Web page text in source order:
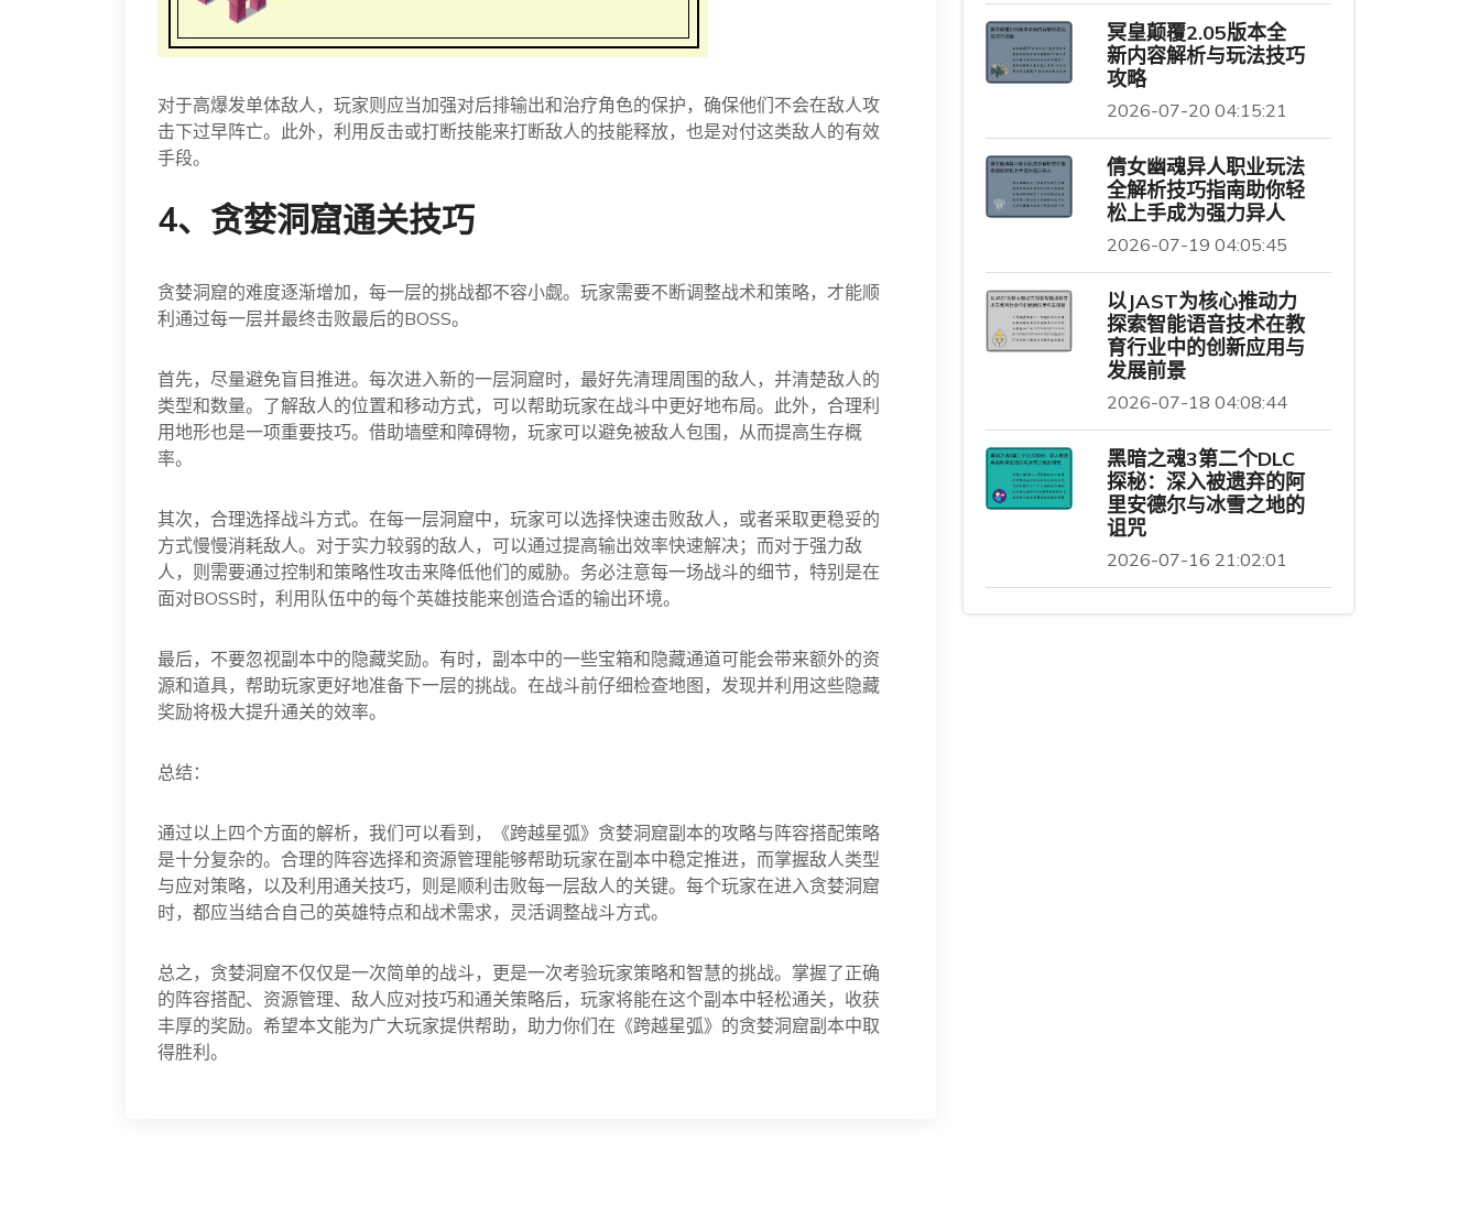
对于高爆发单体敌人，玩家则应当加强对后排输出和治疗角色的保护，确保他们不会在敌人攻
击下过早阵亡。此外，利用反击或打断技能来打断敌人的技能释放，也是对付这类敌人的有效
手段。
4、贪婪洞窟通关技巧
贪婪洞窟的难度逐渐增加，每一层的挑战都不容小觑。玩家需要不断调整战术和策略，才能顺
利通过每一层并最终击败最后的BOSS。
首先，尽量避免盲目推进。每次进入新的一层洞窟时，最好先清理周围的敌人，并清楚敌人的
类型和数量。了解敌人的位置和移动方式，可以帮助玩家在战斗中更好地布局。此外，合理利
用地形也是一项重要技巧。借助墙壁和障碍物，玩家可以避免被敌人包围，从而提高生存概
率。
其次，合理选择战斗方式。在每一层洞窟中，玩家可以选择快速击败敌人，或者采取更稳妥的
方式慢慢消耗敌人。对于实力较弱的敌人，可以通过提高输出效率快速解决；而对于强力敌
人，则需要通过控制和策略性攻击来降低他们的威胁。务必注意每一场战斗的细节，特别是在
面对BOSS时，利用队伍中的每个英雄技能来创造合适的输出环境。
最后，不要忽视副本中的隐藏奖励。有时，副本中的一些宝箱和隐藏通道可能会带来额外的资
源和道具，帮助玩家更好地准备下一层的挑战。在战斗前仔细检查地图，发现并利用这些隐藏
奖励将极大提升通关的效率。
总结：
通过以上四个方面的解析，我们可以看到，《跨越星弧》贪婪洞窟副本的攻略与阵容搭配策略
是十分复杂的。合理的阵容选择和资源管理能够帮助玩家在副本中稳定推进，而掌握敌人类型
与应对策略，以及利用通关技巧，则是顺利击败每一层敌人的关键。每个玩家在进入贪婪洞窟
时，都应当结合自己的英雄特点和战术需求，灵活调整战斗方式。
总之，贪婪洞窟不仅仅是一次简单的战斗，更是一次考验玩家策略和智慧的挑战。掌握了正确
的阵容搭配、资源管理、敌人应对技巧和通关策略后，玩家将能在这个副本中轻松通关，收获
丰厚的奖励。希望本文能为广大玩家提供帮助，助力你们在《跨越星弧》的贪婪洞窟副本中取
得胜利。
冥皇颠覆2.05版本全
新内容解析与玩法技巧
攻略
2026-07-20 04:15:21
倩女幽魂异人职业玩法
全解析技巧指南助你轻
松上手成为强力异人
2026-07-19 04:05:45
以JAST为核心推动力
探索智能语音技术在教
育行业中的创新应用与
发展前景
2026-07-18 04:08:44
黑暗之魂3第二个DLC
探秘：深入被遗弃的阿
里安德尔与冰雪之地的
诅咒
2026-07-16 21:02:01